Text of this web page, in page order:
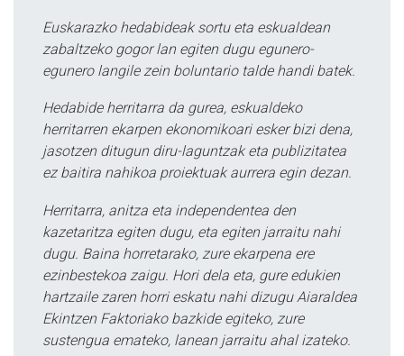
Euskarazko hedabideak sortu eta eskualdean
zabaltzeko gogor lan egiten dugu egunero-
egunero langile zein boluntario talde handi batek.
Hedabide herritarra da gurea, eskualdeko
herritarren ekarpen ekonomikoari esker bizi dena,
jasotzen ditugun diru-laguntzak eta publizitatea
ez baitira nahikoa proiektuak aurrera egin dezan.
Herritarra, anitza eta independentea den
kazetaritza egiten dugu, eta egiten jarraitu nahi
dugu. Baina horretarako, zure ekarpena ere
ezinbestekoa zaigu. Hori dela eta, gure edukien
hartzaile zaren horri eskatu nahi dizugu Aiaraldea
Ekintzen Faktoriako bazkide egiteko, zure
sustengua emateko, lanean jarraitu ahal izateko.